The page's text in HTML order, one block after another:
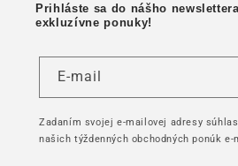
Prihláste sa do nášho
exkluzívne ponuky!
E-mail
Zadaním svojej e-mailovej adresy
našich týždenných obchodných ponúk e-